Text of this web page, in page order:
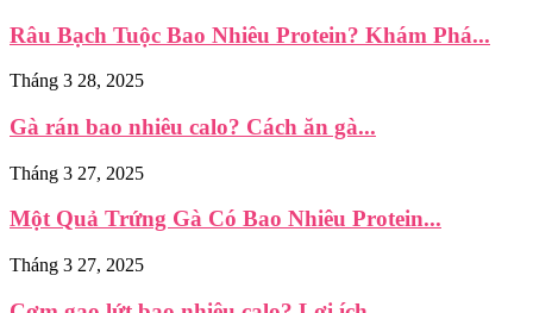
Râu Bạch Tuộc Bao Nhiêu Protein? Khám Phá...
Tháng 3 28, 2025
Gà rán bao nhiêu calo? Cách ăn gà...
Tháng 3 27, 2025
Một Quả Trứng Gà Có Bao Nhiêu Protein...
Tháng 3 27, 2025